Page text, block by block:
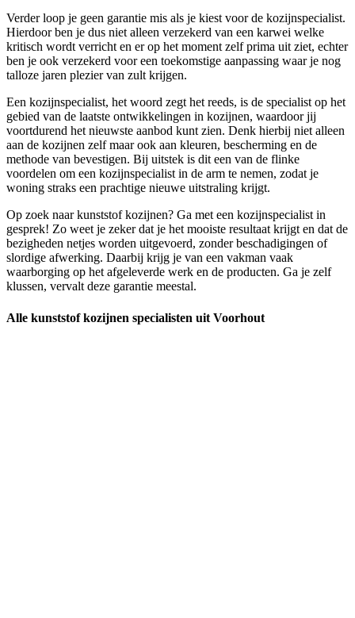
Verder loop je geen garantie mis als je kiest voor de kozijnspecialist.
Hierdoor ben je dus niet alleen verzekerd van een karwei welke
kritisch wordt verricht en er op het moment zelf prima uit ziet, echter
ben je ook verzekerd voor een toekomstige aanpassing waar je nog
talloze jaren plezier van zult krijgen.
Een kozijnspecialist, het woord zegt het reeds, is de specialist op het
gebied van de laatste ontwikkelingen in kozijnen, waardoor jij
voortdurend het nieuwste aanbod kunt zien. Denk hierbij niet alleen
aan de kozijnen zelf maar ook aan kleuren, bescherming en de
methode van bevestigen. Bij uitstek is dit een van de flinke
voordelen om een kozijnspecialist in de arm te nemen, zodat je
woning straks een prachtige nieuwe uitstraling krijgt.
Op zoek naar kunststof kozijnen? Ga met een kozijnspecialist in
gesprek! Zo weet je zeker dat je het mooiste resultaat krijgt en dat de
bezigheden netjes worden uitgevoerd, zonder beschadigingen of
slordige afwerking. Daarbij krijg je van een vakman vaak
waarborging op het afgeleverde werk en de producten. Ga je zelf
klussen, vervalt deze garantie meestal.
Alle kunststof kozijnen specialisten uit Voorhout